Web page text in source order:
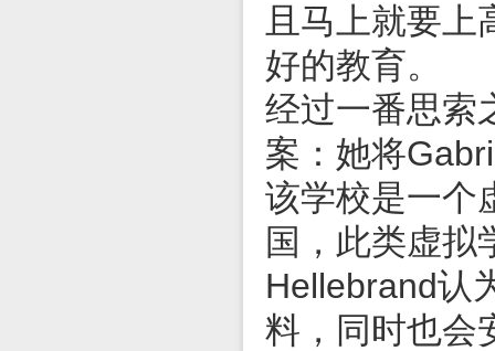
且马上就要
好的教育。
经过一番思索
案：她将
该学校是一个
国，此类虚拟
Hellebrand认
料，同时也会